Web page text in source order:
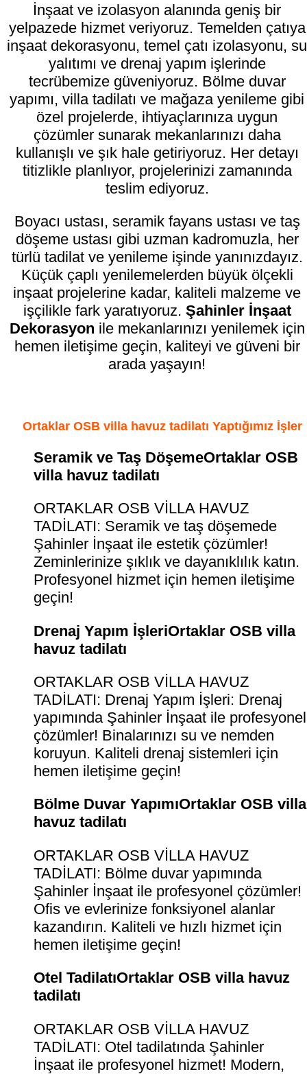
İnşaat ve izolasyon alanında geniş bir
yelpazede hizmet veriyoruz. Temelden çatıya
inşaat dekorasyonu, temel çatı izolasyonu, su
yalıtımı ve drenaj yapım işlerinde
tecrübemize güveniyoruz. Bölme duvar
yapımı, villa tadilatı ve mağaza yenileme gibi
özel projelerde, ihtiyaçlarınıza uygun
çözümler sunarak mekanlarınızı daha
kullanışlı ve şık hale getiriyoruz. Her detayı
titizlikle planlıyor, projelerinizi zamanında
teslim ediyoruz.
Boyacı ustası, seramik fayans ustası ve taş
döşeme ustası gibi uzman kadromuzla, her
türlü tadilat ve yenileme işinde yanınızdayız.
Küçük çaplı yenilemelerden büyük ölçekli
inşaat projelerine kadar, kaliteli malzeme ve
işçilikle fark yaratıyoruz. Şahinler İnşaat
Dekorasyon ile mekanlarınızı yenilemek için
hemen iletişime geçin, kaliteyi ve güveni bir
arada yaşayın!
Ortaklar OSB villa havuz tadilatı Yaptığımız İşler
Seramik ve Taş DöşemeOrtaklar OSB
villa havuz tadilatı
ORTAKLAR OSB VİLLA HAVUZ
TADİLATI: Seramik ve taş döşemede
Şahinler İnşaat ile estetik çözümler!
Zeminlerinize şıklık ve dayanıklılık katın.
Profesyonel hizmet için hemen iletişime
geçin!
Drenaj Yapım İşleriOrtaklar OSB villa
havuz tadilatı
ORTAKLAR OSB VİLLA HAVUZ
TADİLATI: Drenaj Yapım İşleri: Drenaj
yapımında Şahinler İnşaat ile profesyonel
çözümler! Binalarınızı su ve nemden
koruyun. Kaliteli drenaj sistemleri için
hemen iletişime geçin!
Bölme Duvar YapımıOrtaklar OSB villa
havuz tadilatı
ORTAKLAR OSB VİLLA HAVUZ
TADİLATI: Bölme duvar yapımında
Şahinler İnşaat ile profesyonel çözümler!
Ofis ve evlerinize fonksiyonel alanlar
kazandırın. Kaliteli ve hızlı hizmet için
hemen iletişime geçin!
Otel TadilatıOrtaklar OSB villa havuz
tadilatı
ORTAKLAR OSB VİLLA HAVUZ
TADİLATI: Otel tadilatında Şahinler
İnşaat ile profesyonel hizmet! Modern,